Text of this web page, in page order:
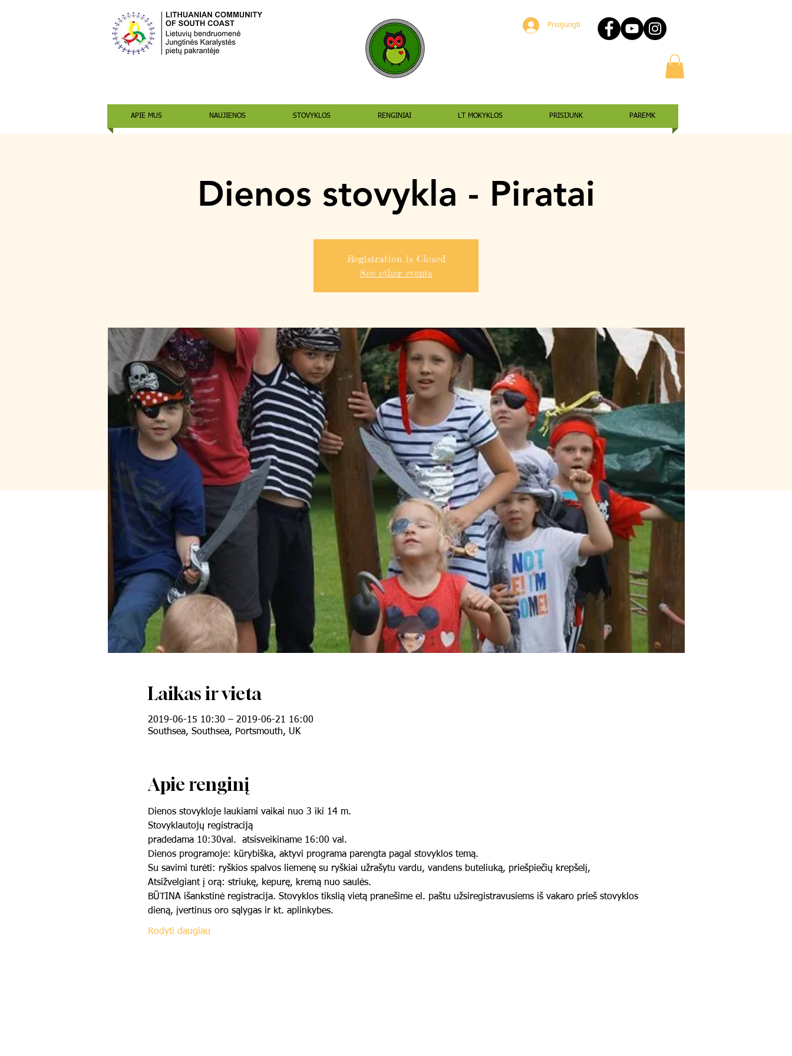
Prisijungti
APIE MUS NAUJIENOS STOVYKLOS RENGINIAI LT MOKYKLOS PRISIJUNK PAREMK
Dienos stovykla - Piratai
Registration is Closed
See other events
Laikas ir vieta
2019-06-15 10:30 – 2019-06-21 16:00
Southsea, Southsea, Portsmouth, UK
Apie renginį
Dienos stovykloje laukiami vaikai nuo 3 iki 14 m.
Stovyklautojų registraciją
pradedama 10:30val.  atsisveikiname 16:00 val.
Dienos programoje: kūrybiška, aktyvi programa parengta pagal stovyklos temą.
​Su savimi turėti: ryškios spalvos liemenę su ryškiai užrašytu vardu, vandens buteliuką, priešpiečių krepšelį,
Atsižvelgiant į orą: striukę, kepurę, kremą nuo saulės.
​BŪTINA išankstinė registracija. Stovyklos tikslią vietą pranešime el. paštu užsiregistravusiems iš vakaro prieš stovyklos
dieną, įvertinus oro sąlygas ir kt. aplinkybes.
Rodyti daugiau